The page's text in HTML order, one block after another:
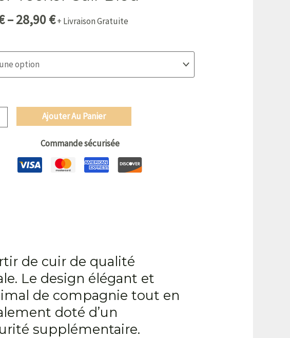
–28,90€+ Livraison Gratuite
Ajouter Au Panier
Commande sécurisée
de cuir de qualité
Le design élégant et
de compagnie tout en
doté d’un
supplémentaire.